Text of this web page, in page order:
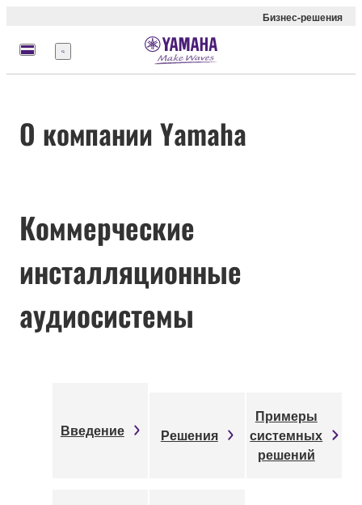
Бизнес-решения
Меню
О компании Yamaha
Коммерческие
инсталляционные
аудиосистемы
Введение Решения
Примеры
системных
решений